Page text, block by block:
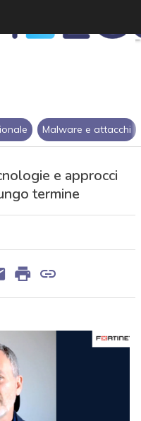
Malware e attacchi
e approcci
termine